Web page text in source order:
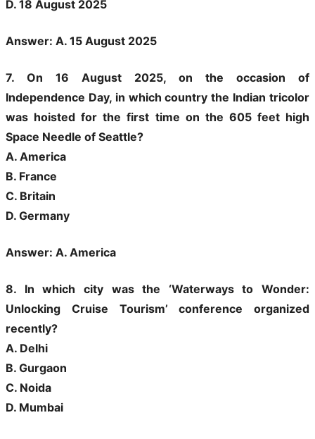
D. 18 August 2025
Answer: A. 15 August 2025
7. On 16 August 2025, on the occasion of
Independence Day, in which country the Indian tricolor
was hoisted for the first time on the 605 feet high
Space Needle of Seattle?
A. America
B. France
C. Britain
D. Germany
Answer: A. America
8. In which city was the ‘Waterways to Wonder:
Unlocking Cruise Tourism’ conference organized
recently?
A. Delhi
B. Gurgaon
C. Noida
D. Mumbai